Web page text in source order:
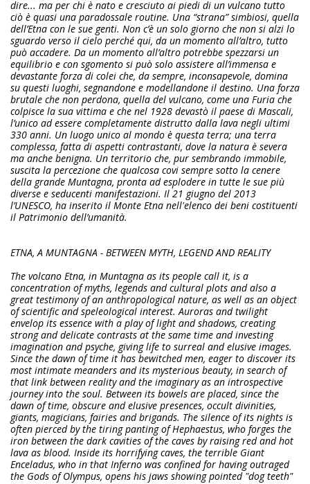
dire... ma per chi è nato e cresciuto ai piedi di un vulcano tutto
ciò è quasi una paradossale routine. Una “strana” simbiosi, quella
dell’Etna con le sue genti. Non c’è un solo giorno che non si alzi lo
sguardo verso il cielo perché qui, da un momento all’altro, tutto
può accadere. Da un momento all’altro potrebbe spezzarsi un
equilibrio e con sgomento si può solo assistere all’immensa e
devastante forza di colei che, da sempre, inconsapevole, domina
su questi luoghi, segnandone e modellandone il destino. Una forza
brutale che non perdona, quella del vulcano, come una Furia che
colpisce la sua vittima e che nel 1928 devastò il paese di Mascali,
l’unico ad essere completamente distrutto dalla lava negli ultimi
330 anni. Un luogo unico al mondo è questa terra; una terra
complessa, fatta di aspetti contrastanti, dove la natura è severa
ma anche benigna. Un territorio che, pur sembrando immobile,
suscita la percezione che qualcosa covi sempre sotto la cenere
della grande Muntagna, pronta ad esplodere in tutte le sue più
diverse e seducenti manifestazioni. Il 21 giugno del 2013
l’UNESCO, ha inserito il Monte Etna nell'elenco dei beni costituenti
il Patrimonio dell’umanità.
ETNA, A MUNTAGNA - BETWEEN MYTH, LEGEND AND REALITY
The volcano Etna, in Muntagna as its people call it, is a
concentration of myths, legends and cultural plots and also a
great testimony of an anthropological nature, as well as an object
of scientific and speleological interest. Auroras and twilight
envelop its essence with a play of light and shadows, creating
strong and delicate contrasts at the same time and investing
imagination and psyche, giving life to surreal and elusive images.
Since the dawn of time it has bewitched men, eager to discover its
most intimate meanders and its mysterious beauty, in search of
that link between reality and the imaginary as an introspective
journey into the soul. Between its bowels are placed, since the
dawn of time, obscure and elusive presences, occult divinities,
giants, magicians, fairies and brigands. The silence of its nights is
often pierced by the tiring panting of Hephaestus, who forges the
iron between the dark cavities of the caves by raising red and hot
lava as blood. Inside its horrifying caves, the terrible Giant
Enceladus, who in that Inferno was confined for having outraged
the Gods of Olympus, opens his jaws showing pointed "dog teeth"